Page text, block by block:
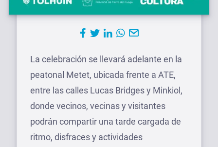
La celebración se llevará adelante en la
peatonal Metet, ubicada frente a ATE,
entre las calles Lucas Bridges y Minkiol,
donde vecinos, vecinas y visitantes
podrán compartir una tarde cargada de
ritmo, disfraces y actividades